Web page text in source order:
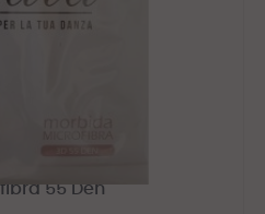
55 Den